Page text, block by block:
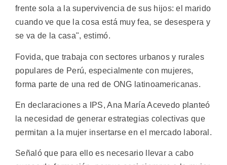
frente sola a la supervivencia de sus hijos: el marido
cuando ve que la cosa está muy fea, se desespera y
se va de la casa", estimó.
Fovida, que trabaja con sectores urbanos y rurales
populares de Perú, especialmente con mujeres,
forma parte de una red de ONG latinoamericanas.
En declaraciones a IPS, Ana María Acevedo planteó
la necesidad de generar estrategias colectivas que
permitan a la mujer insertarse en el mercado laboral.
Señaló que para ello es necesario llevar a cabo